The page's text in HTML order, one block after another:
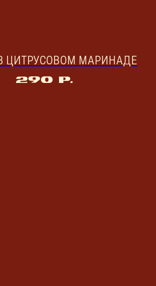
ЦИТРУСОВОМ МАРИНАДЕ
290 р.